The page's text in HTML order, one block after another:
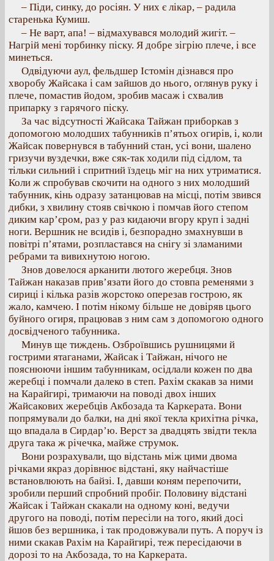
– Піди, синку, до росіян. У них є лікар, – радила
старенька Кумиш.
– Не варт, апа! – відмахувався молодий жигіт. –
Нагрій мені торбинку піску. Я добре зігрію плече, і все
минеться.
Одвідуючи аул, фельдшер Істомін дізнався про
хворобу Жайсака і сам зайшов до нього, оглянув руку і
плече, помастив йодом, зробив масаж і схвалив
припарку з гарячого піску.
За час відсутності Жайсака Тайжан приборкав з
допомогою молодших табунників п’ятьох огирів, і, коли
Жайсак повернувся в табунний стан, усі вони, шалено
гризучи вуздечки, вже сяк-так ходили під сідлом, та
тільки сильний і спритний їздець міг на них утриматися.
Коли ж спробував скочити на одного з них молодший
табунник, кінь одразу затанцював на місці, потім звився
дибки, з хвилину стояв свічкою і помчав його степом
диким кар’єром, раз у раз кидаючи вгору круп і задні
ноги. Вершник не всидів і, безпорадно змахнувши в
повітрі п’ятами, розпластався на снігу зі зламаними
ребрами та вивихнутою ногою.
Знов довелося арканити лютого жеребця. Знов
Тайжан наказав прив’язати його до стовпа ременями з
сириці і кілька разів жорстоко оперезав гострою, як
жало, камчею. І потім нікому більше не довіряв цього
буйного огиря, працював з ним сам з допомогою одного
досвідченого табунника.
Минув ще тиждень. Озброївшись рушницями й
гострими ятаганами, Жайсак і Тайжан, нічого не
пояснюючи іншим табунникам, осідлали кожен по два
жеребці і помчали далеко в степ. Рахім скакав за ними
на Карайгирі, тримаючи на поводі двох інших
Жайсакових жеребців Акбозада та Каркерата. Вони
попрямували до балки, на дні якої текла крихітна річка,
що впадала в Сирдар’ю. Верст за двадцять звідти текла
друга така ж річечка, майже струмок.
Вони розрахували, що відстань між цими двома
річками якраз дорівнює відстані, яку найчастіше
встановлюють на байзі. І, давши коням перепочити,
зробили перший спробний пробіг. Половину відстані
Жайсак і Тайжан скакали на одному коні, ведучи
другого на поводі, потім пересіли на того, який досі
йшов без вершника, і так продовжували путь. А поруч із
ними скакав Рахім на Карайгирі, теж пересідаючи в
дорозі то на Акбозада, то на Каркерата.